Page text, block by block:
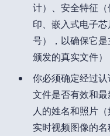
计）、安全特征
印、嵌入式电子
号），以确保它是
颁发的真实文件）
你必须确定经过
文件是否有效和
人的姓名和照片
实时视频图像的